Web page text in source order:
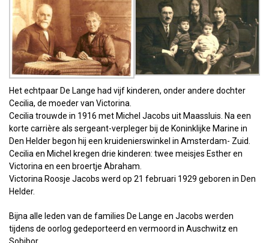
Het echtpaar De Lange had vijf kinderen, onder andere dochter
Cecilia, de moeder van Victorina.
Cecilia trouwde in 1916 met Michel Jacobs uit Maassluis. Na een
korte carrière als sergeant-verpleger bij de Koninklijke Marine in
Den Helder begon hij een kruidenierswinkel in Amsterdam- Zuid.
Cecilia en Michel kregen drie kinderen: twee meisjes Esther en
Victorina en een broertje Abraham.
Victorina Roosje Jacobs werd op 21 februari 1929 geboren in Den
Helder.
Bijna alle leden van de families De Lange en Jacobs werden
tijdens de oorlog gedeporteerd en vermoord in Auschwitz en
Sobibor.